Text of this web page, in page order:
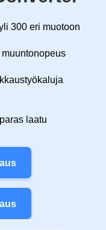
300 eri muotoon
laatu